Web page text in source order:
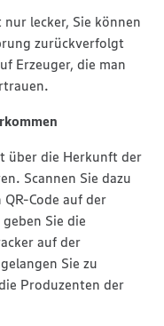
lecker, Sie können
zurückverfolgt
Erzeuger, die man
über die Herkunft der
Scannen Sie dazu
Code auf der
Sie die
auf der
Sie zu
Produzenten der